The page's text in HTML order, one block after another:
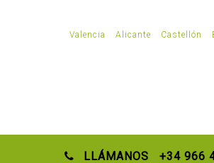
Valencia Alicante Castellón
LLÁMANOS +34 966